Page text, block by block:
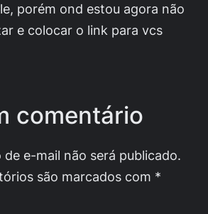
porém ond estou agora não
e colocar o link para vcs
comentário
de e-mail não será publicado.
são marcados com *